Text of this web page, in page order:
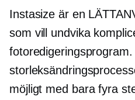
Instasize är en
som vill undvika
möjligt med bara fyra